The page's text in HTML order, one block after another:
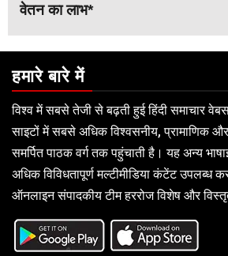
वेतन का लाभ*
हमारे बारे में
विश्व में सबसे तेजी से बढ़ती हुई हिंदी समाचार
साइटों में सबसे अधिक विश्वसनीय, प्रामाणिक और
समर्पित पाठक वर्ग तक पहुंचाती है। यह अन्य
अधिक विविधतापूर्ण मल्टीमीडिया कंटेंट उपलब्ध
ऑनलाइन संपादकीय टीम हररोज विशेष और